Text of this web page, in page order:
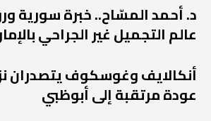
د. أحمد المسّاح.. خبرة سورية
عالم التجميل غير الجراحي
عودة مرتقبة إلى أبوظبي